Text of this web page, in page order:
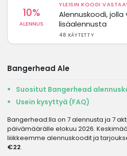
10%
ALENNUS
YLEISIN KOODI
Alennuskoodi, jolla
lisäalennusta
48 KÄYTETTY
Bangerhead Ale
Suositut Bangerhead
Usein kysyttyä (FAQ)
Bangerhead:lla on 7 alennusta ja 7
päivämäärälle elokuu 2026.
liiikkeemme alennuskoodit ja
€22.